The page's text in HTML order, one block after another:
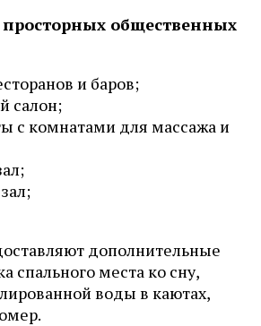
общественных
и баров;
салон;
с комнатами для массажа и
дополнительные
спального места ко сну,
воды в каютах,